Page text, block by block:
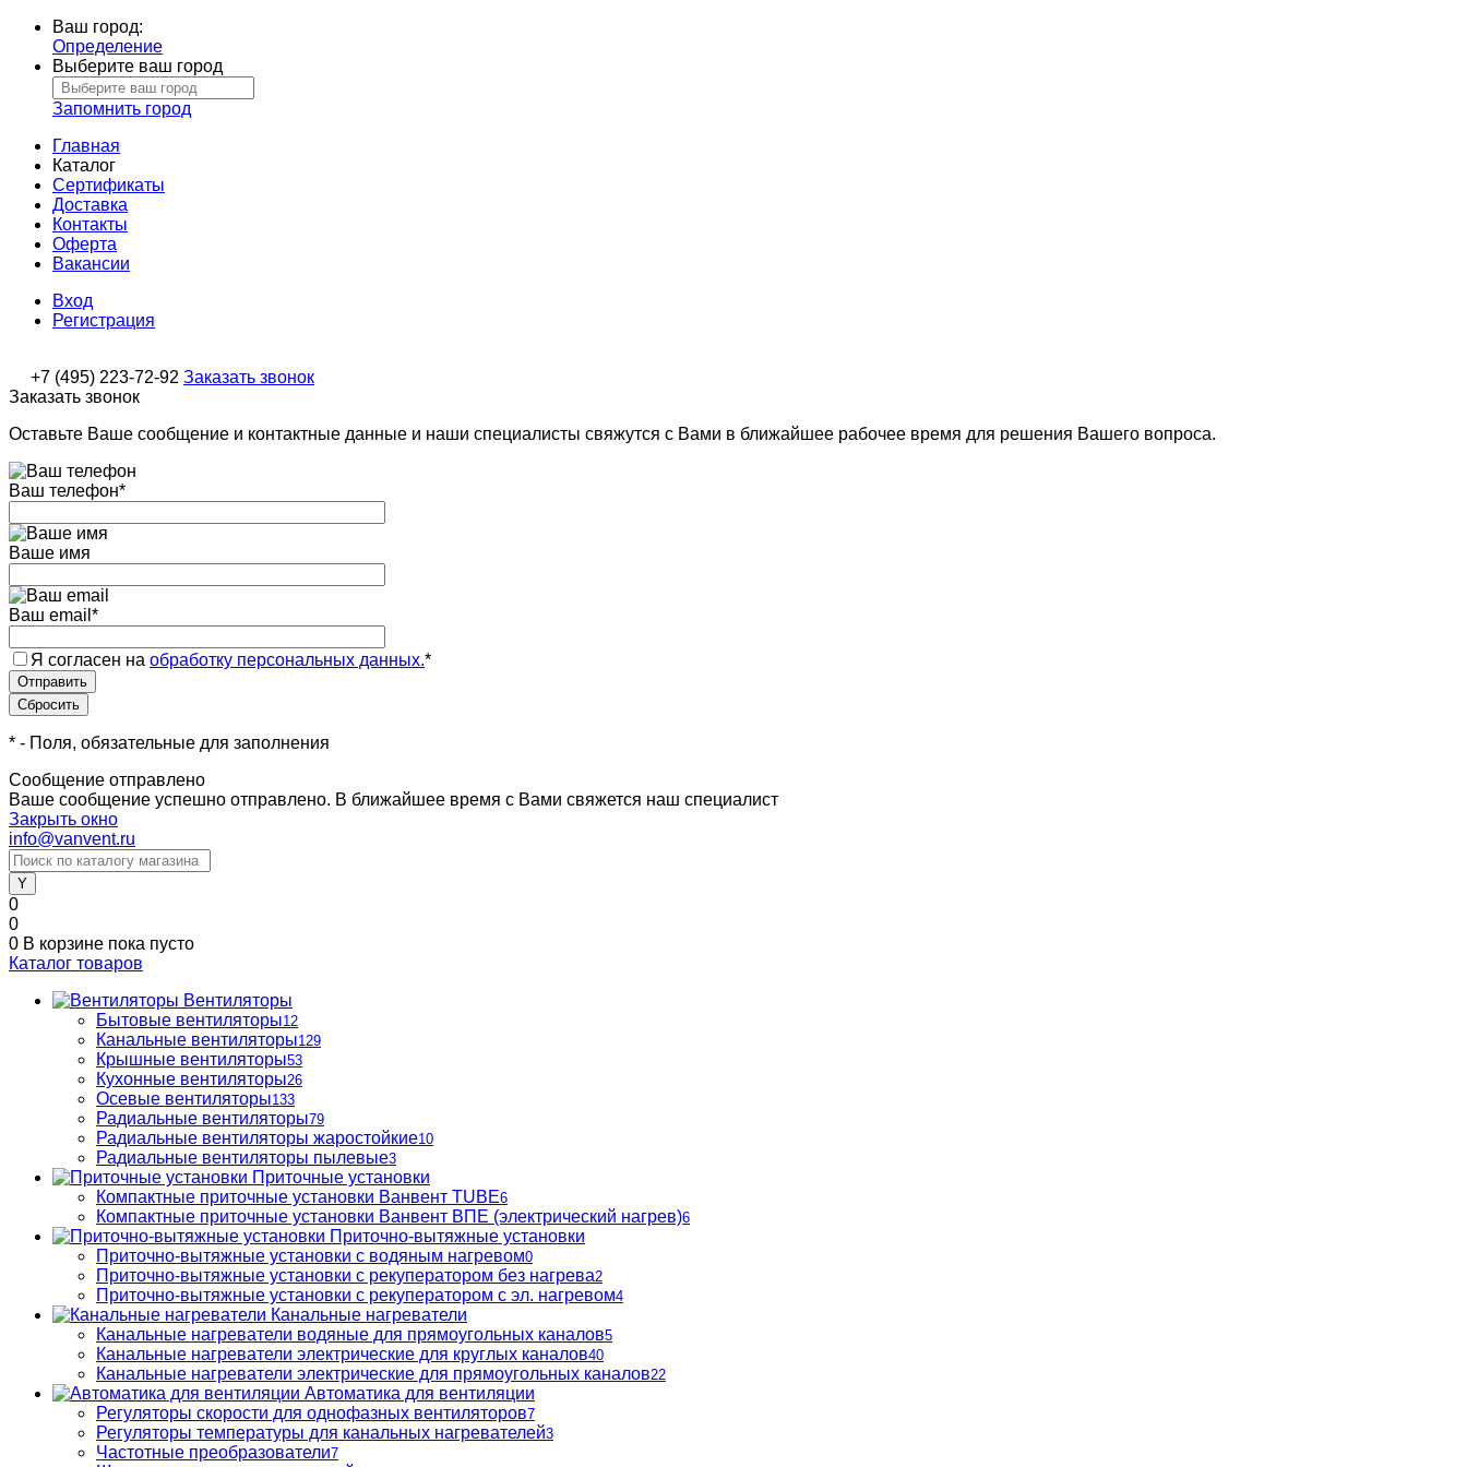
Ваш город:
Определение
Выберите ваш город
Запомнить город
Главная
Каталог
Сертификаты
Доставка
Контакты
Оферта
Вакансии
Вход
Регистрация
+7 (495) 223-72-92 Заказать звонок
Заказать звонок
Оставьте Ваше сообщение и контактные данные и наши специалисты свяжутся с Вами в ближайшее рабочее время для решения Вашего вопроса.
Ваш телефон*
Ваше имя
Ваш email *
Я согласен на обработку персональных данных.*
* - Поля, обязательные для заполнения
Сообщение отправлено
Ваше сообщение успешно отправлено. В ближайшее время с Вами свяжется наш специалист
Закрыть окно
info@vanvent.ru
0
0
0 В корзине пока пусто
Каталог товаров
Вентиляторы
Бытовые вентиляторы12
Канальные вентиляторы129
Крышные вентиляторы53
Кухонные вентиляторы26
Осевые вентиляторы133
Радиальные вентиляторы79
Радиальные вентиляторы жаростойкие10
Радиальные вентиляторы пылевые3
Приточные установки
Компактные приточные установки Ванвент TUBE6
Компактные приточные установки Ванвент ВПЕ (электрический нагрев)6
Приточно-вытяжные установки
Приточно-вытяжные установки с водяным нагревом0
Приточно-вытяжные установки с рекуператором без нагрева2
Приточно-вытяжные установки с рекуператором с эл. нагревом4
Канальные нагреватели
Канальные нагреватели водяные для прямоугольных каналов5
Канальные нагреватели электрические для круглых каналов40
Канальные нагреватели электрические для прямоугольных каналов22
Автоматика для вентиляции
Регуляторы скорости для однофазных вентиляторов7
Регуляторы температуры для канальных нагревателей3
Частотные преобразователи7